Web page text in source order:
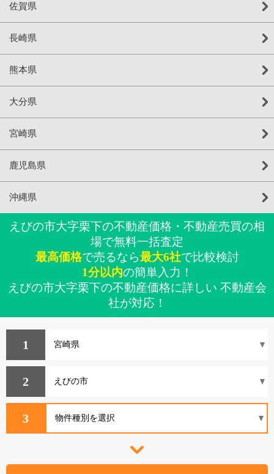
佐賀県
長崎県
熊本県
大分県
宮崎県
鹿児島県
沖縄県
えびの市大字栗下の不動産価格・不動産売買の相
場で無料一括査定
最高価格で売るなら最大6社で比較検討
1分以内の簡単入力！
えびの市大字栗下の不動産価格に詳しい 不動産会
社が対応！
1
2
3